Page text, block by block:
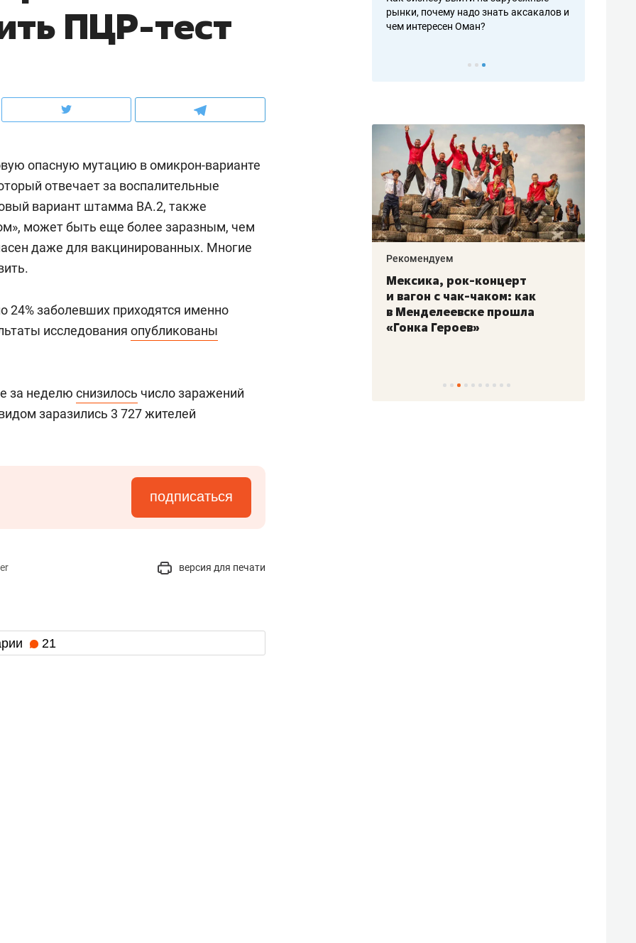
ПЦР-тест
опасную мутацию в омикрон-варианте
отвечает за воспалительные
вариант штамма BA.2, также
может быть еще более заразным, чем
даже для вакцинированных. Многие
заболевших приходятся именно
исследования опубликованы
за неделю снизилось число заражений
заразились 3 727 жителей
подписаться
версия для печати
21
и
о трехкратном росте цен, дотошных
клиентах и чудных запросах мастеров налогах и развитии без кредитов
рынки, почему надо знать аксакалов и
чем интересен Оман?
в ЖК «Нова»
с ментальным и физическим
состоянием как основа
антихрупких команд
Рекомендуем
Мексика, рок-концерт
и вагон с чак-чаком: как
в Менделеевске прошла
«Гонка Героев»